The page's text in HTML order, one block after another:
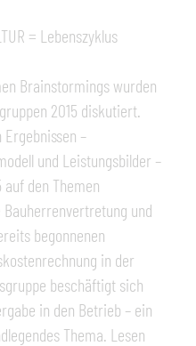
= Lebenszyklus
Brainstormings wurden
2015 diskutiert.
–
und Leistungsbilder –
den Themen
und
begonnenen
in der
beschäftigt sich
in den Betrieb – ein
Thema. Lesen